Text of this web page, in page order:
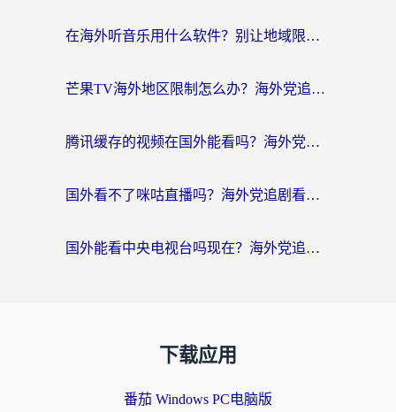
在海外听音乐用什么软件？别让地域限制断了你的华语歌单
芒果TV海外地区限制怎么办？海外党追剧看片的实用加速器选择指南
腾讯缓存的视频在国外能看吗？海外党追剧看片的终极解决方案
国外看不了咪咕直播吗？海外党追剧看片的加速器选择指南
国外能看中央电视台吗现在？海外党追剧看央视的实用指南
下载应用
番茄 Windows PC电脑版